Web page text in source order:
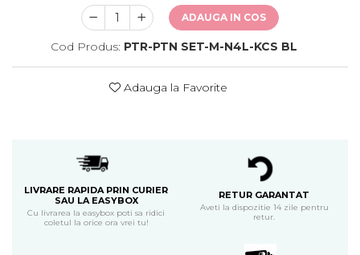
ADAUGA IN COS
Cod Produs: PTR-PTN SET-M-N4L-KCS BL
Adauga la Favorite
LIVRARE RAPIDA PRIN CURIER
SAU LA EASYBOX
Cu livrarea la easybox poti sa ridici
coletul la orice ora vrei tu!
RETUR GARANTAT
Aveti la dispozitie 14 zile pentru
retur.